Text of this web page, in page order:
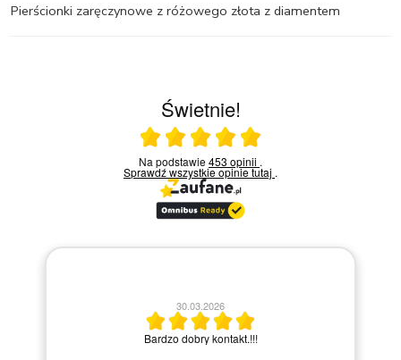
Pierścionki zaręczynowe z różowego złota z diamentem
Świetnie!
Ocena średnia 5 na 5
Na podstawie453 opinii .
Sprawdź wszystkie opinietutaj .
30.03.2026
Bardzo dobry kontakt.!!!